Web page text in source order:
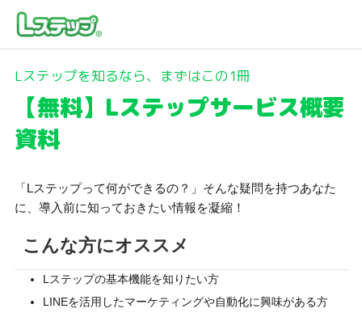
Lステップを知るなら、まずはこの1冊
【無料】Lステップサービス概要
資料
「Lステップって何ができるの？」そんな疑問を持つあなた
に、導入前に知っておきたい情報を凝縮！
こんな方にオススメ
Lステップの基本機能を知りたい方
LINEを活用したマーケティングや自動化に興味がある方